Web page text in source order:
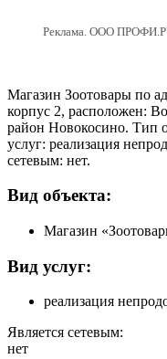
Реклама. ООО
Магазин Зоотовары по
корпус 2, расположен:
район Новокосино. Тип
услуг: реализация
сетевым: нет.
Вид объекта:
Магазин
Вид услуг:
реализация
Является сетевым:
нет